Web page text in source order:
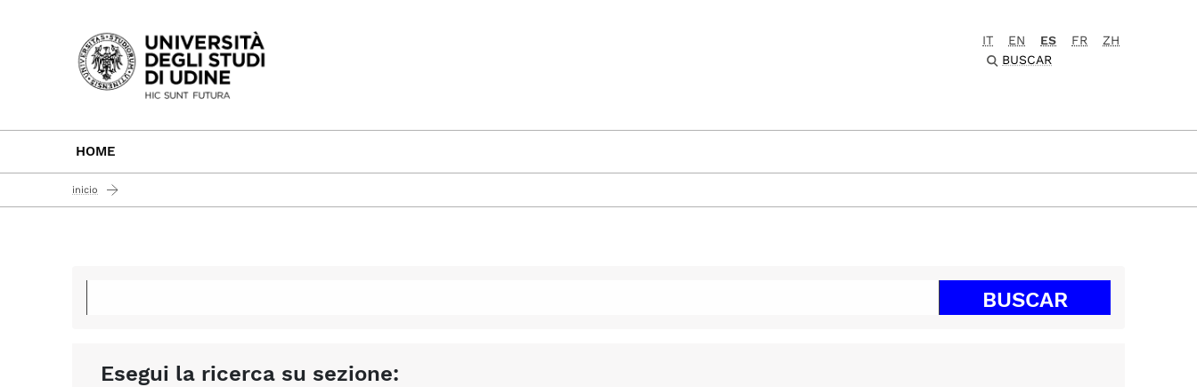
Passa al contenuto principale
IT EN ES FR
ZH
BUSCAR
HOME
inicio
Esegui la ricerca su sezione: